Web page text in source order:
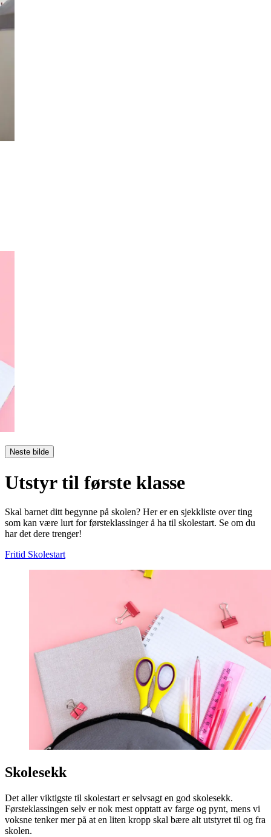
Neste bilde
Utstyr til første klasse
Skal barnet ditt begynne på skolen? Her er en sjekkliste over ting
som kan være lurt for førsteklassinger å ha til skolestart. Se om du
har det dere trenger!
Fritid Skolestart
Skolesekk
Det aller viktigste til skolestart er selvsagt en god skolesekk.
Førsteklassingen selv er nok mest opptatt av farge og pynt, mens vi
voksne tenker mer på at en liten kropp skal bære alt utstyret til og fra
skolen.